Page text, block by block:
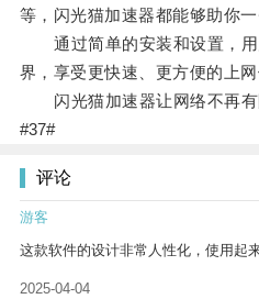
等，闪光猫加速器都能够助你一
通过简单的安装和设置，用
界，享受更快速、更方便的上网
闪光猫加速器让网络不再有
#37#
评论
游客
这款软件的设计非常人性化，使用起
2025-04-04